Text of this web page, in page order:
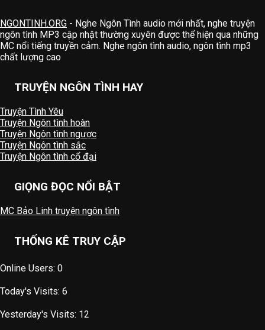
NGONTINH.ORG - Nghe Ngôn Tình audio mới nhất, nghe truyện
ngôn tình MP3 cập nhật thường xuyên được thể hiện qua những
MC nổi tiếng truyền cảm. Nghe ngôn tình audio, ngôn tình mp3
chất lượng cao
TRUYỆN NGÔN TÌNH HAY
Truyện Tình Yêu
Truyện Ngôn tình hoàn
Truyện Ngôn tình ngược
Truyện Ngôn tình sắc
Truyện Ngôn tình cổ đại
GIỌNG ĐỌC NỔI BẬT
MC Bảo Linh truyện ngôn tình
THỐNG KÊ TRUY CẬP
Online Users: 0
Today's Visits: 6
Yesterday's Visits: 12